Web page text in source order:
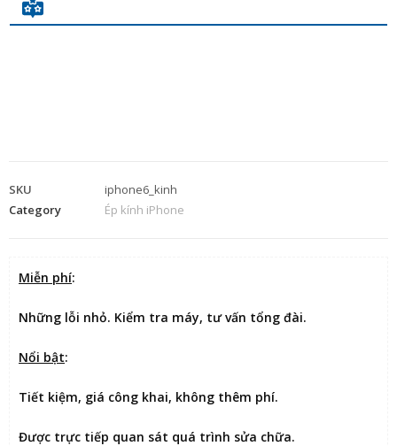
SKU
iphone6_kinh
Category
Ép kính iPhone
Miễn phí:
Những lỗi nhỏ. Kiểm tra máy, tư vấn tổng đài.
Nổi bật:
Tiết kiệm, giá công khai, không thêm phí.
Được trực tiếp quan sát quá trình sửa chữa.